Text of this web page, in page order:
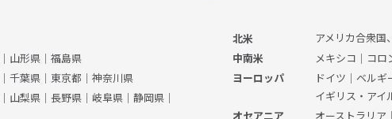
｜ 山形県 ｜ 福島県
｜ 千葉県 ｜ 東京都 ｜ 神奈川県
｜ 山梨県 ｜ 長野県 ｜ 岐阜県 ｜ 静岡県 ｜
北米
アメリカ合衆国
中南米
メキシコ ｜ コロ
ヨーロッパ
ドイツ ｜ ベルギ
イギリス・アイ
オセアニア
オーストラリア ｜